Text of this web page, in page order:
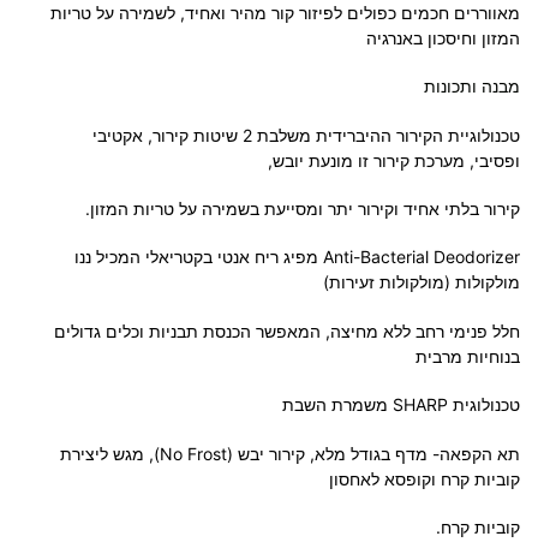
מאווררים חכמים כפולים לפיזור קור מהיר ואחיד, לשמירה על טריות
המזון וחיסכון באנרגיה
מבנה ותכונות
טכנולוגיית הקירור ההיברידית משלבת 2 שיטות קירור, אקטיבי
ופסיבי, מערכת קירור זו מונעת יובש,
קירור בלתי אחיד וקירור יתר ומסייעת בשמירה על טריות המזון.
Anti-Bacterial Deodorizer מפיג ריח אנטי בקטריאלי המכיל ננו
מולקולות (מולקולות זעירות)
חלל פנימי רחב ללא מחיצה, המאפשר הכנסת תבניות וכלים גדולים
בנוחיות מרבית
טכנולוגית SHARP משמרת השבת
תא הקפאה- מדף בגודל מלא, קירור יבש (No Frost), מגש ליצירת
קוביות קרח וקופסא לאחסון
קוביות קרח.